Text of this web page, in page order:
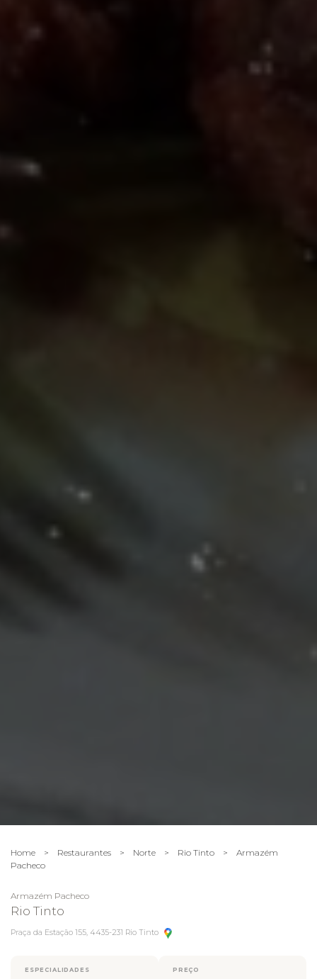
Home > Restaurantes > Norte > Rio Tinto > Armazém
Pacheco
Armazém Pacheco
Rio Tinto
Praça da Estação 155, 4435-231 Rio Tinto
ESPECIALIDADES PREÇO